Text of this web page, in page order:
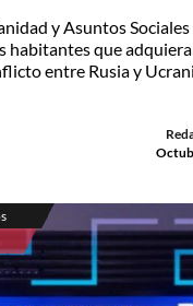
y Asuntos
habitantes que
entre Rusia y